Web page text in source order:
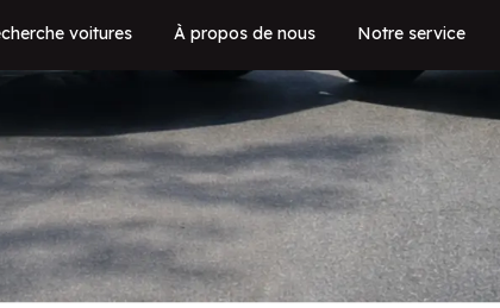
voitures À propos de nous Notre service